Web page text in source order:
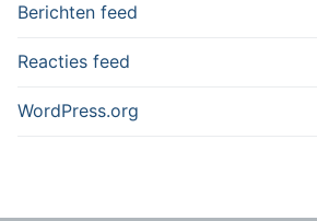
Berichten feed
Reacties feed
WordPress.org